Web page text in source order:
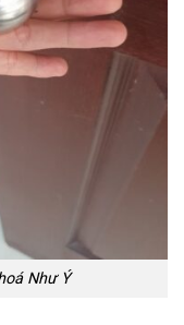
Như Ý